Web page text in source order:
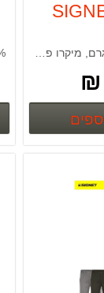
100?% פוליאסטר,300 גרם, מיקרו פליז קיים בכחול ושחור